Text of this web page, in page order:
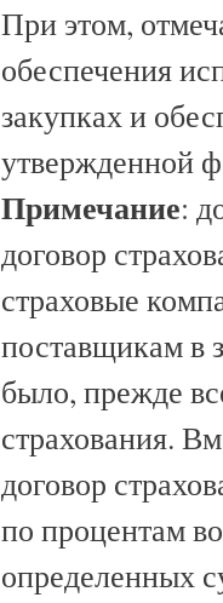
При этом,
обеспечения
закупках и
утвержденной
Примечание:
договор
страховые
поставщикам в
было, прежде
страхования.
договор
по процентам
определенных